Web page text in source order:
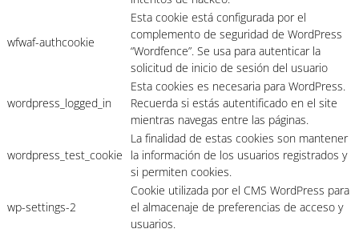
wfwaf-authcookie
Esta cookie está configurada por el
complemento de seguridad de WordPress
“Wordfence”. Se usa para autenticar la
solicitud de inicio de sesión del usuario
wordpress_logged_in
Esta cookies es necesaria para WordPress.
Recuerda si estás autentificado en el site
mientras navegas entre las páginas.
wordpress_test_cookie
La finalidad de estas cookies son mantener
la información de los usuarios registrados y
si permiten cookies.
wp-settings-2
Cookie utilizada por el CMS WordPress para
el almacenaje de preferencias de acceso y
usuarios.